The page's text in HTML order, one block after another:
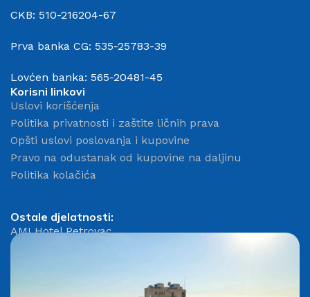
CKB: 510-216204-67
Prva banka CG: 535-25783-39
Lovćen banka: 565-20481-45
Korisni linkovi
Uslovi korišćenja
Politika privatnosti i zaštite ličnih prava
Opšti uslovi poslovanja i kupovine
Pravo na odustanak od kupovine na daljinu
Politika kolačića
Ostale djelatnosti:
AMI Hotel Petrovac